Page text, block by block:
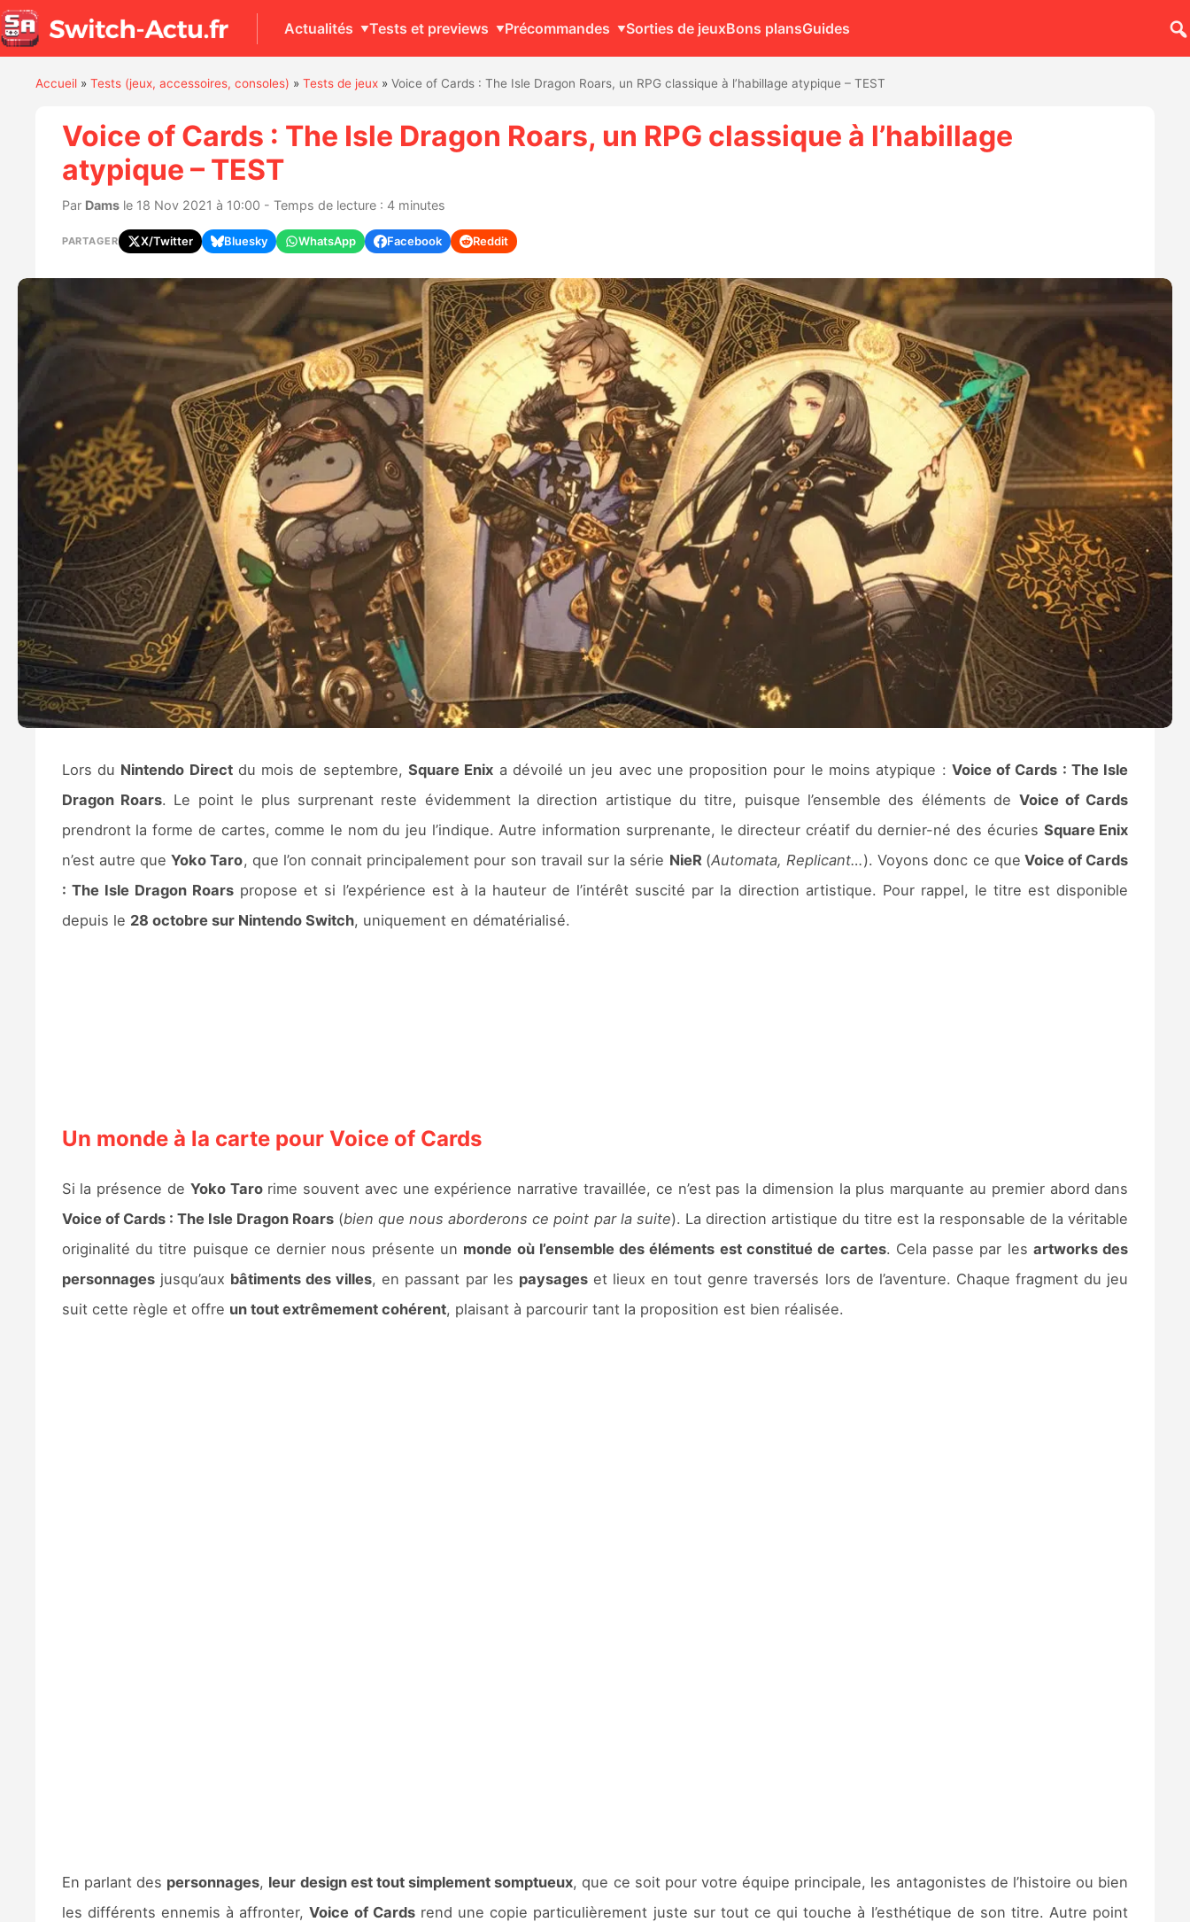
Actualités Tests et previews Précommandes Sorties de jeuxBons plansGuides
Accueil» Tests (jeux, accessoires, consoles) » Tests de jeux» Voice of Cards : The Isle Dragon Roars, un RPG classique à l’habillage atypique – TEST
Voice of Cards : The Isle Dragon Roars, un RPG classique à l’habillage
atypique – TEST
Par Damsle 18 Nov 2021 à 10:00 - Temps de lecture : 4 minutes
PARTAGER X/Twitter Bluesky WhatsApp Facebook Reddit
Lors du Nintendo Directdu mois de septembre, Square Enix a dévoilé un jeu avec une proposition pour le moins atypique : Voice of Cards : The Isle
Dragon Roars. Le point le plus surprenant reste évidemment la direction artistique du titre, puisque l’ensemble des éléments de Voice of Cards
prendront la forme de cartes, comme le nom du jeu l’indique. Autre information surprenante, le directeur créatif du dernier-né des écuries Square Enix
n’est autre queYoko Taro, que l’on connait principalement pour son travail sur la série NieR (Automata, Replicant…). Voyons donc ce que Voice of Cards
: The Isle Dragon Roars propose et si l’expérience est à la hauteur de l’intérêt suscité par la direction artistique. Pour rappel, le titre est disponible
depuis le 28 octobre sur Nintendo Switch, uniquement en dématérialisé.
Un monde à la carte pour Voice of Cards
Si la présence de Yoko Tarorime souvent avec une expérience narrative travaillée, ce n’est pas la dimension la plus marquante au premier abord dans
Voice of Cards : The Isle Dragon Roars (bien que nous aborderons ce point par la suite). La direction artistique du titre est la responsable de la véritable
originalité du titre puisque ce dernier nous présente un monde où l’ensemble des éléments est constitué de cartes. Cela passe par les artworks des
personnagesjusqu’aux bâtiments des villes, en passant par les paysageset lieux en tout genre traversés lors de l’aventure. Chaque fragment du jeu
suit cette règle et offre un tout extrêmement cohérent, plaisant à parcourir tant la proposition est bien réalisée.
En parlant des personnages, leur design est tout simplement somptueux, que ce soit pour votre équipe principale, les antagonistes de l’histoire ou bien
les différents ennemis à affronter,Voice of Cardsrend une copie particulièrement juste sur tout ce qui touche à l’esthétique de son titre. Autre point